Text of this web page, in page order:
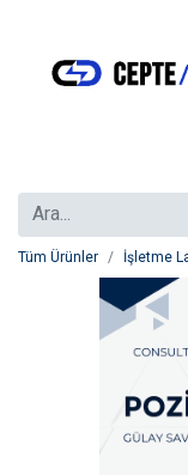
Tüm Ürünler İşletme